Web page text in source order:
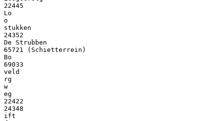
22445
Lo
o
stukken
24352
De Strubben
65721 (Schietterrein)
Bo
69033
veld
rg
w
eg
22422
24348
ift